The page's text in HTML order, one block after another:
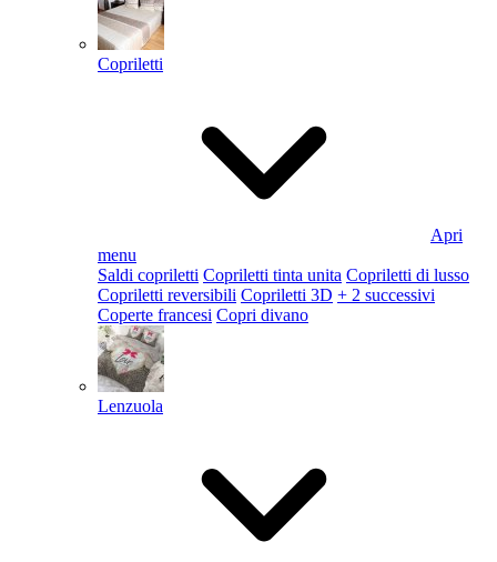
Copriletti
Apri
menu
Saldi copriletti Copriletti tinta unita Copriletti di lusso
Copriletti reversibili Copriletti 3D + 2 successivi
Coperte francesi Copri divano
Lenzuola